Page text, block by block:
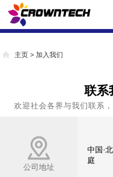
主页 > 加入我们
联系
欢迎社会各界与我们联系
公司地址
中国·
庭